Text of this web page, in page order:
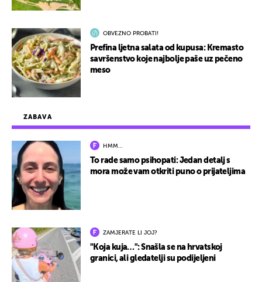
ZABAVA
HMM…
To rade samo psihopati: Jedan detalj s
mora može vam otkriti puno o prijateljima
ZAMJERATE LI JOJ?
"Koja kuja…": Snašla se na hrvatskoj
granici, ali gledatelji su podijeljeni
OBVEZNO PROBATI!
Prefina ljetna salata od kupusa: Kremasto
savršenstvo koje najbolje paše uz pečeno
meso